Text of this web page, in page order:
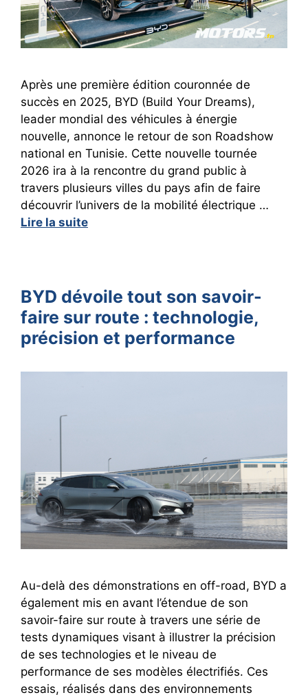
Après une première édition couronnée de
succès en 2025, BYD (Build Your Dreams),
leader mondial des véhicules à énergie
nouvelle, annonce le retour de son Roadshow
national en Tunisie. Cette nouvelle tournée
2026 ira à la rencontre du grand public à
travers plusieurs villes du pays afin de faire
découvrir l’univers de la mobilité électrique …
Lire la suite
BYD dévoile tout son savoir-
faire sur route : technologie,
précision et performance
Au-delà des démonstrations en off-road, BYD a
également mis en avant l’étendue de son
savoir-faire sur route à travers une série de
tests dynamiques visant à illustrer la précision
de ses technologies et le niveau de
performance de ses modèles électrifiés. Ces
essais, réalisés dans des environnements